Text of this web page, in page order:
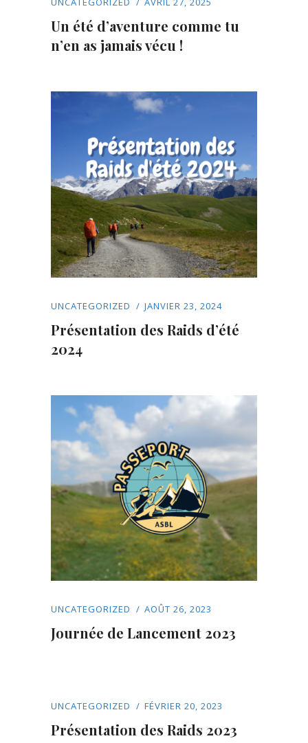
Un été d’aventure comme tu
n’en as jamais vécu !
UNCATEGORIZED JANVIER 23, 2024
Présentation des Raids d’été
2024
UNCATEGORIZED AOÛT 26, 2023
Journée de Lancement 2023
UNCATEGORIZED FÉVRIER 20, 2023
Présentation des Raids 2023